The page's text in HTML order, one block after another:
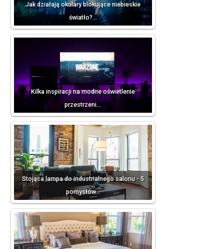
Jak działają okulary blokujące niebieskie
światło?…
Kilka inspiracji na modne oświetlenie
przestrzeni…
Stojąca lampa do industrialnego salonu - 5
pomysłów…